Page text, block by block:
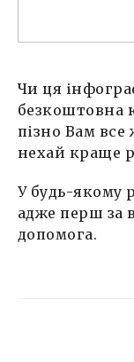
Чи ця
безкоштовна
пізно Вам все
нехай краще
У будь-якому
адже перш за
допомога.